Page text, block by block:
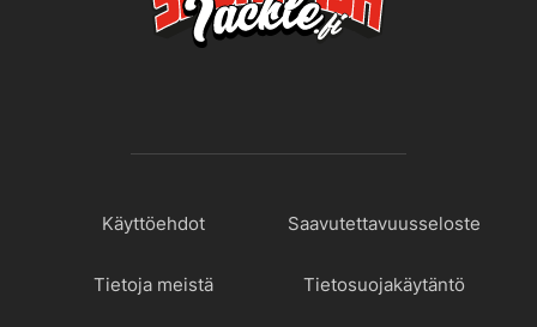
Käyttöehdot Saavutettavuusseloste
Tietoja meistä Tietosuojakäytäntö